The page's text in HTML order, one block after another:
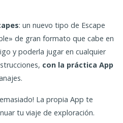
: un nuevo tipo de Escape
de gran formato que cabe en
y poderla jugar en cualquier
con la práctica App
La propia App te
tu viaje de exploración.